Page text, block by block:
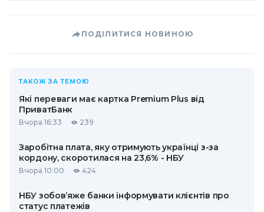
ПОДІЛИТИСЯ НОВИНОЮ
ТАКОЖ ЗА ТЕМОЮ
Які переваги має картка Premium Plus від
ПриватБанк
Вчора 16:33 239
Заробітна плата, яку отримують українці з-за
кордону, скоротилася на 23,6% - НБУ
Вчора 10:00 424
НБУ зобов’яже банки інформувати клієнтів про
статус платежів